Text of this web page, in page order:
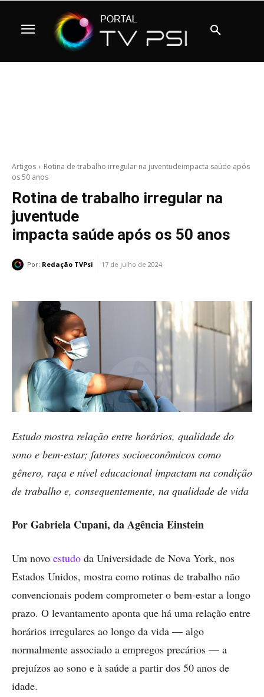
Artigos
Rotina de trabalho irregular na juventudeimpacta saúde após
os 50 anos
Rotina de trabalho irregular na
juventude
impacta saúde após os 50 anos
Por: Redação TVPsi 17 de julho de 2024
Estudo mostra relação entre horários, qualidade do
sono e bem-estar; fatores socioeconômicos como
gênero, raça e nível educacional impactam na condição
de trabalho e, consequentemente, na qualidade de vida
Por Gabriela Cupani, da Agência Einstein
Um novo estudo da Universidade de Nova York, nos
Estados Unidos, mostra como rotinas de trabalho não
convencionais podem comprometer o bem-estar a longo
prazo. O levantamento aponta que há uma relação entre
horários irregulares ao longo da vida — algo
normalmente associado a empregos precários — a
prejuízos ao sono e à saúde a partir dos 50 anos de
idade.